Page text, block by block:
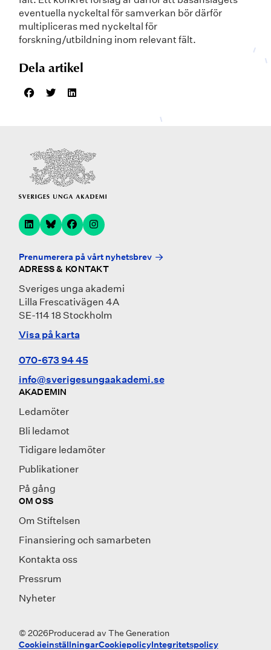
eventuella nyckeltal för samverkan bör därför
multipliceras med nyckeltal för
forskning/utbildning inom relevant fält.
Dela artikel
Prenumerera på vårt nyhetsbrev
ADRESS & KONTAKT
Sveriges unga akademi
Lilla Frescativägen 4A
SE-114 18 Stockholm
Visa på karta
070-673 94 45
info@sverigesungaakademi.se
AKADEMIN
Ledamöter
Bli ledamot
Tidigare ledamöter
Publikationer
På gång
OM OSS
Om Stiftelsen
Finansiering och samarbeten
Kontakta oss
Pressrum
Nyheter
© 2026Producerad av The Generation
CookieinställningarCookiepolicyIntegritetspolicy